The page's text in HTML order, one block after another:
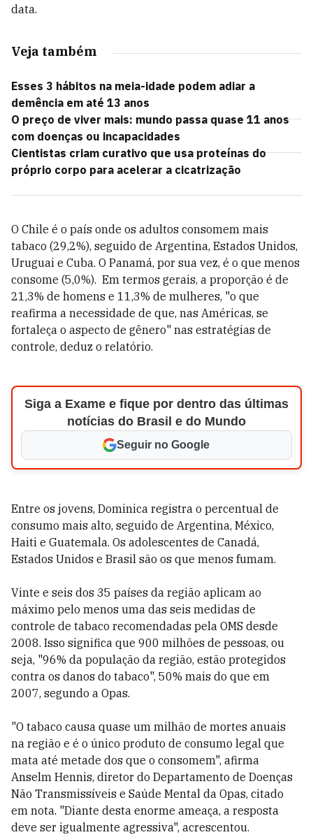
data.
Veja também
Esses 3 hábitos na meia-idade podem adiar a
demência em até 13 anos
O preço de viver mais: mundo passa quase 11 anos
com doenças ou incapacidades
Cientistas criam curativo que usa proteínas do
próprio corpo para acelerar a cicatrização
O Chile é o país onde os adultos consomem mais
tabaco (29,2%), seguido de Argentina, Estados Unidos,
Uruguai e Cuba. O Panamá, por sua vez, é o que menos
consome (5,0%). Em termos gerais, a proporção é de
21,3% de homens e 11,3% de mulheres, "o que
reafirma a necessidade de que, nas Américas, se
fortaleça o aspecto de gênero" nas estratégias de
controle, deduz o relatório.
Siga a Exame e fique por dentro das últimas
notícias do Brasil e do Mundo
Seguir no Google
Entre os jovens, Dominica registra o percentual de
consumo mais alto, seguido de Argentina, México,
Haiti e Guatemala. Os adolescentes de Canadá,
Estados Unidos e Brasil são os que menos fumam.
Vinte e seis dos 35 países da região aplicam ao
máximo pelo menos uma das seis medidas de
controle de tabaco recomendadas pela OMS desde
2008. Isso significa que 900 milhões de pessoas, ou
seja, "96% da população da região, estão protegidos
contra os danos do tabaco", 50% mais do que em
2007, segundo a Opas.
"O tabaco causa quase um milhão de mortes anuais
na região e é o único produto de consumo legal que
mata até metade dos que o consomem", afirma
Anselm Hennis, diretor do Departamento de Doenças
Não Transmissíveis e Saúde Mental da Opas, citado
em nota. "Diante desta enorme ameaça, a resposta
deve ser igualmente agressiva", acrescentou.